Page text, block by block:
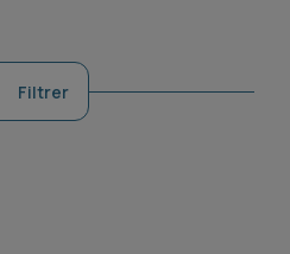
Filtrer